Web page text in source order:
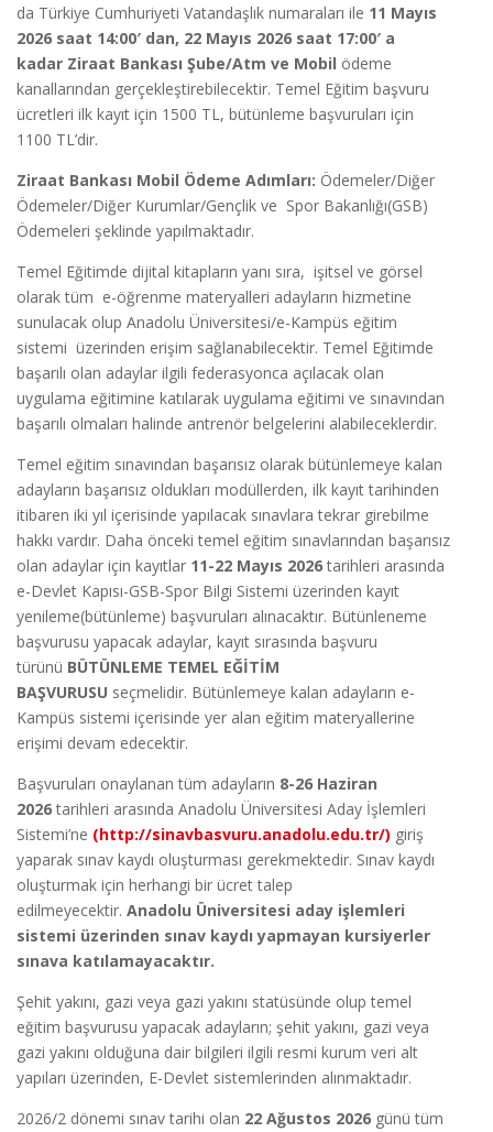
da Türkiye Cumhuriyeti Vatandaşlık numaraları ile 11 Mayıs
2026 saat 14:00′ dan, 22 Mayıs 2026 saat 17:00′ a
kadar Ziraat Bankası Şube/Atm ve Mobil ödeme
kanallarından gerçekleştirebilecektir. Temel Eğitim başvuru
ücretleri ilk kayıt için 1500 TL, bütünleme başvuruları için
1100 TL’dir.
Ziraat Bankası Mobil Ödeme Adımları: Ödemeler/Diğer
Ödemeler/Diğer Kurumlar/Gençlik ve Spor Bakanlığı(GSB)
Ödemeleri şeklinde yapılmaktadır.
Temel Eğitimde dijital kitapların yanı sıra, işitsel ve görsel
olarak tüm e-öğrenme materyalleri adayların hizmetine
sunulacak olup Anadolu Üniversitesi/e-Kampüs eğitim
sistemi üzerinden erişim sağlanabilecektir. Temel Eğitimde
başarılı olan adaylar ilgili federasyonca açılacak olan
uygulama eğitimine katılarak uygulama eğitimi ve sınavından
başarılı olmaları halinde antrenör belgelerini alabileceklerdir.
Temel eğitim sınavından başarısız olarak bütünlemeye kalan
adayların başarısız oldukları modüllerden, ilk kayıt tarihinden
itibaren iki yıl içerisinde yapılacak sınavlara tekrar girebilme
hakkı vardır. Daha önceki temel eğitim sınavlarından başarısız
olan adaylar için kayıtlar 11-22 Mayıs 2026tarihleri arasında
e-Devlet Kapısı-GSB-Spor Bilgi Sistemi üzerinden kayıt
yenileme(bütünleme) başvuruları alınacaktır. Bütünleneme
başvurusu yapacak adaylar, kayıt sırasında başvuru
türünü BÜTÜNLEME TEMEL EĞİTİM
BAŞVURUSU seçmelidir. Bütünlemeye kalan adayların e-
Kampüs sistemi içerisinde yer alan eğitim materyallerine
erişimi devam edecektir.
Başvuruları onaylanan tüm adayların 8-26 Haziran
2026tarihleri arasında Anadolu Üniversitesi Aday İşlemleri
Sistemi’ne (http://sinavbasvuru.anadolu.edu.tr/) giriş
yaparak sınav kaydı oluşturması gerekmektedir. Sınav kaydı
oluşturmak için herhangi bir ücret talep
edilmeyecektir. Anadolu Üniversitesi aday işlemleri
sistemi üzerinden sınav kaydı yapmayan kursiyerler
sınava katılamayacaktır.
Şehit yakını, gazi veya gazi yakını statüsünde olup temel
eğitim başvurusu yapacak adayların; şehit yakını, gazi veya
gazi yakını olduğuna dair bilgileri ilgili resmi kurum veri alt
yapıları üzerinden, E-Devlet sistemlerinden alınmaktadır.
2026/2 dönemi sınav tarihi olan 22 Ağustos 2026 günü tüm